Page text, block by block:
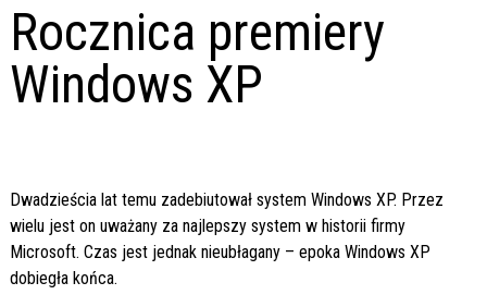
Rocznica premiery
Windows XP
Dwadzieścia lat temu zadebiutował system Windows XP. Przez
wielu jest on uważany za najlepszy system w historii firmy
Microsoft. Czas jest jednak nieubłagany – epoka Windows XP
dobiegła końca.